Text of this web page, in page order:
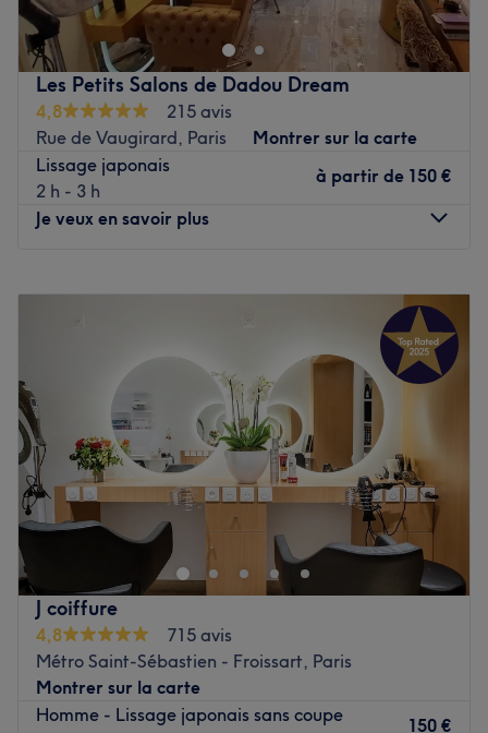
Les Petits Salons de Dadou Dream
4,8
215 avis
Rue de Vaugirard, Paris
Montrer sur la carte
Lissage japonais
2 h - 3 h
à partir de 150 €
Je veux en savoir plus
20:00
Fermé
10:00 –20:00
10:00– 20:00
22:00
Dimanche
12:00 –20:00
Bienvenue chez l'institut de beauté Les Petits Salons de
Dadoi Dream, votre nouvel havre de détente installé dans
le 15 éme arrondissemnt de Paris. Offrant des prestations
personnalisées, cet institut propose une gamme variée de
soins esthétiques et coiffure pour répondre à tous vos
besoins.
Transport public le plus proche :
L'établissement est situé à quatre minutes à pied de la
station du métro Convention. (ligne 12)
J coiffure
4,8
715 avis
Métro Saint-Sébastien - Froissart, Paris
Montrer sur la carte
Homme - Lissage japonais sans coupe
150 €